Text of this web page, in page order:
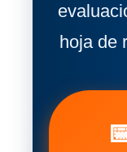
hoja de